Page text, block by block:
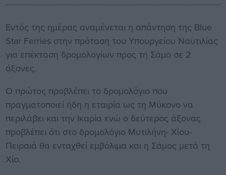
Εντός της ημέρας αναμένεται η απάντηση της Blue
Star Ferries στην πρόταση του Υπουργείου Ναυτιλίας
για επέκταση δρομολογίων προς τη Σάμο σε 2
άξονες.
Ο πρώτος προβλέπει το δρομολόγιο που
πραγματοποιεί ήδη η εταιρία ως τη Μύκονο να
περιλάβει και την Ικαρία ενώ ο δεύτερος άξονας
προβλέπει ότι στο δρομολόγιο Μυτιλήνη- Χίου-
Πειραιά θα ενταχθεί εμβόλιμα και η Σάμος μετά τη
Χίο.